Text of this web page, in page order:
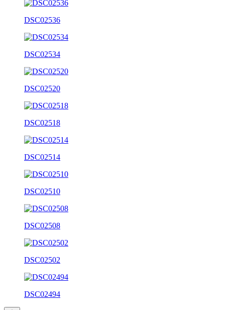
DSC02536
DSC02534
DSC02520
DSC02518
DSC02514
DSC02510
DSC02508
DSC02502
DSC02494